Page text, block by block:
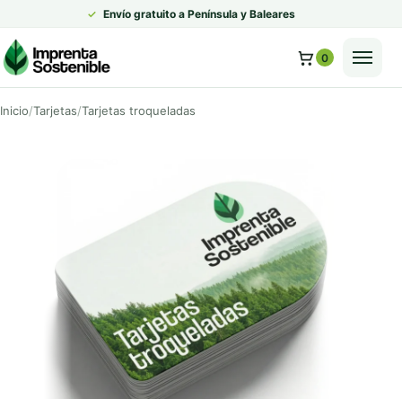
✓ Envío gratuito a Península y Baleares
0
Inicio Tarjetas Tarjetas troqueladas